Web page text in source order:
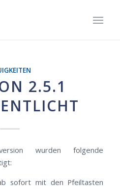
2.5.1
wurden folgende
sofort mit den Pfeiltasten